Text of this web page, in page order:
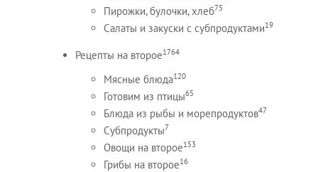
Пирожки, булочки, хлеб75
Салаты и закуски с субпродуктами19
Рецепты на второе1764
Мясные блюда120
Готовим из птицы65
Блюда из рыбы и морепродуктов47
Субпродукты7
Овощи на второе153
Грибы на второе16